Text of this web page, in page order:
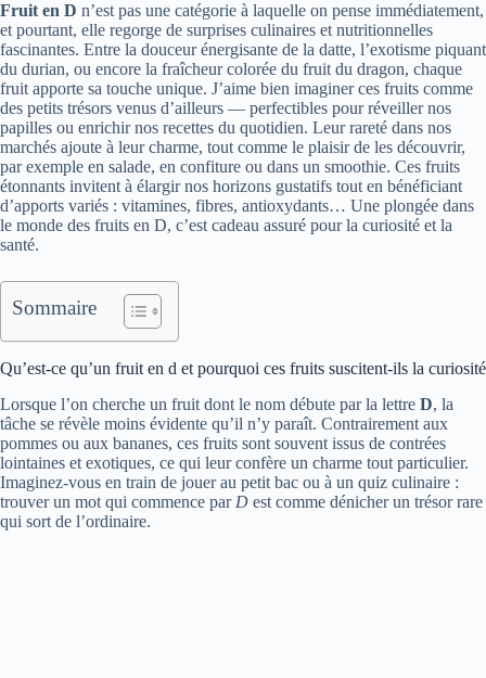
Fruit en D n’est pas une catégorie à laquelle on pense immédiatement,
et pourtant, elle regorge de surprises culinaires et nutritionnelles
fascinantes. Entre la douceur énergisante de la datte, l’exotisme piquant
du durian, ou encore la fraîcheur colorée du fruit du dragon, chaque
fruit apporte sa touche unique. J’aime bien imaginer ces fruits comme
des petits trésors venus d’ailleurs — perfectibles pour réveiller nos
papilles ou enrichir nos recettes du quotidien. Leur rareté dans nos
marchés ajoute à leur charme, tout comme le plaisir de les découvrir,
par exemple en salade, en confiture ou dans un smoothie. Ces fruits
étonnants invitent à élargir nos horizons gustatifs tout en bénéficiant
d’apports variés : vitamines, fibres, antioxydants… Une plongée dans
le monde des fruits en D, c’est cadeau assuré pour la curiosité et la
santé.
Sommaire
Qu’est-ce qu’un fruit en d et pourquoi ces fruits suscitent-ils la curiosité
Lorsque l’on cherche un fruit dont le nom débute par la lettre D, la
tâche se révèle moins évidente qu’il n’y paraît. Contrairement aux
pommes ou aux bananes, ces fruits sont souvent issus de contrées
lointaines et exotiques, ce qui leur confère un charme tout particulier.
Imaginez-vous en train de jouer au petit bac ou à un quiz culinaire :
trouver un mot qui commence par D est comme dénicher un trésor rare
qui sort de l’ordinaire.